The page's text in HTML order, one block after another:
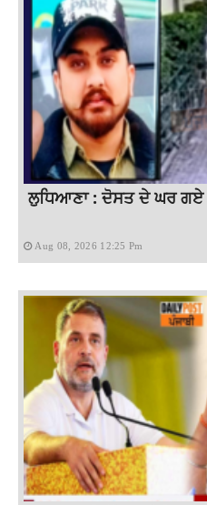
ਲੁਧਿਆਣਾ : ਦੋਸਤ ਦੇ ਘਰ ਗਏ
Aug 08, 2026 12:25 Pm